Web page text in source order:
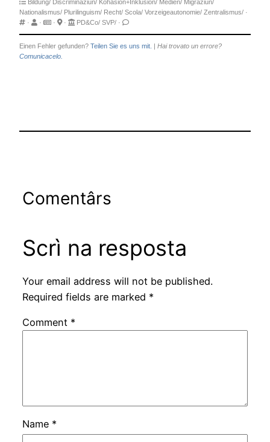
Bildung/ Discriminaziun/ Kohäsion+Inklusion/ Medien/ Migraziun/
Nationalismus/ Plurilinguism/ Recht/ Scola/ Vorzeigeautonomie/ Zentralismus/ ·
·
· · · PD&Co/ SVP/ ·
Einen Fehler gefunden? Teilen Sie es uns mit.
Hai trovato un errore?
Comunicacelo.
Comentârs
Scrì na resposta
Your email address will not be published.
Required fields are marked *
Comment *
Name *